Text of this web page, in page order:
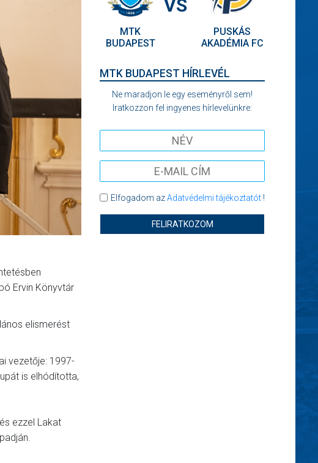
Ervin Könyvtár
elismerést
vezetője: 1997-
is elhódította,
ezzel Lakat
MTK
BUDAPEST
VS
PUSKÁS
AKADÉMIA FC
MTK BUDAPEST HÍRLEVÉL
Ne maradjon le egy eseményről sem!
Iratkozzon fel ingyenes hírlevelünkre:
Elfogadom azAdatvédelmi tájékoztatót!
FELIRATKOZOM